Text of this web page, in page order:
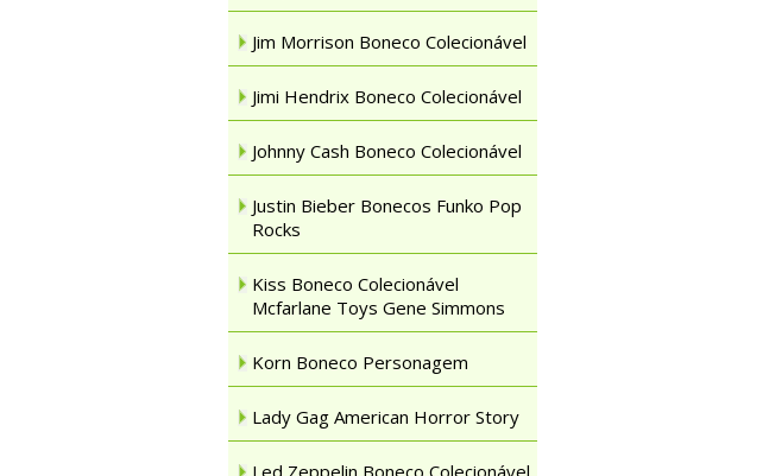
Jim Morrison Boneco Colecionável
Jimi Hendrix Boneco Colecionável
Johnny Cash Boneco Colecionável
Justin Bieber Bonecos Funko Pop
Rocks
Kiss Boneco Colecionável
Mcfarlane Toys Gene Simmons
Korn Boneco Personagem
Lady Gag American Horror Story
Led Zeppelin Boneco Colecionável